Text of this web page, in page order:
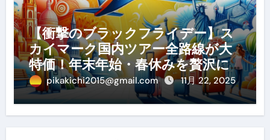
【衝撃のブラックフライデー】ス
カイマーク国内ツアー全路線が大
特価！年末年始・春休みを贅沢に
過ごす賢い予約ガイド
pikakichi2015@gmail.com 11月 22, 2025